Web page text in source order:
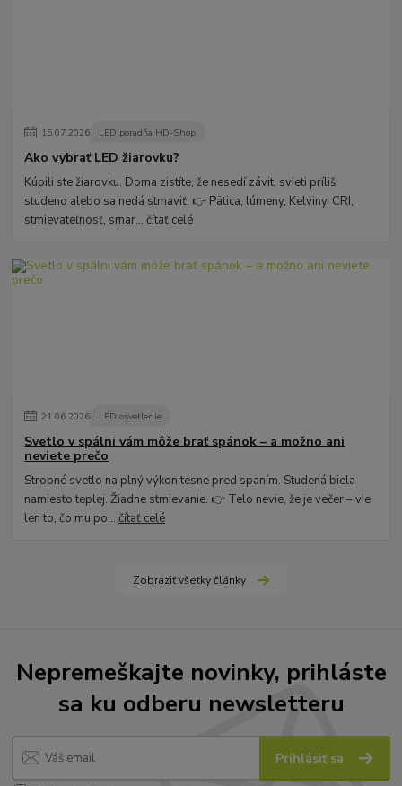
15.07.2026 LED poradňa HD-Shop
Ako vybrať LED žiarovku?
Kúpili ste žiarovku. Doma zistíte, že nesedí závit, svieti príliš
studeno alebo sa nedá stmaviť. 👉 Pätica, lúmeny, Kelviny, CRI,
stmievateľnosť, smar...čítať celé
21.06.2026 LED osvetlenie
Svetlo v spálni vám môže brať spánok – a možno ani
neviete prečo
Stropné svetlo na plný výkon tesne pred spaním. Studená biela
namiesto teplej. Žiadne stmievanie. 👉 Telo nevie, že je večer – vie
len to, čo mu po...čítať celé
Zobraziť všetky články
Nepremeškajte novinky, prihláste
sa ku odberu newsletteru
Prihlásiť sa